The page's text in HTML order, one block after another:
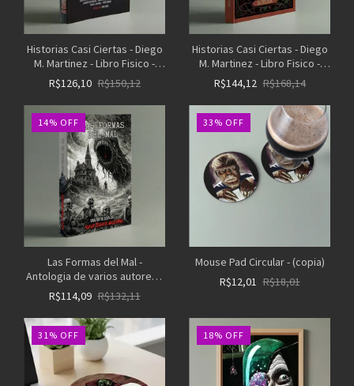
Historias Casi Ciertas - Diego
M. Martinez - Libro Fisico -
(copia)
R$126,10 R$150,12
Historias Casi Ciertas - Diego
M. Martinez - Libro Fisico -
(copia)
R$144,12 R$168,14
14% OFF
Las Formas del Mal -
Antologia de varios autores -
Libro Fisico
R$114,09 R$132,11
33 % OFF
Mouse Pad Circular - (copia)
R$12,01 R$18,01
31% OFF 18% OFF